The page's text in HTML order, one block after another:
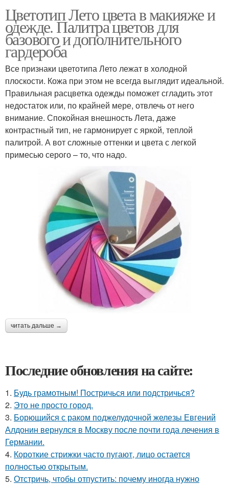
Цветотип Лето цвета в макияже и
одежде. Палитра цветов для
базового и дополнительного
гардероба
Все признаки цветотипа Лето лежат в холодной
плоскости. Кожа при этом не всегда выглядит идеальной.
Правильная расцветка одежды поможет сгладить этот
недостаток или, по крайней мере, отвлечь от него
внимание. Спокойная внешность Лета, даже
контрастный тип, не гармонирует с яркой, теплой
палитрой. А вот сложные оттенки и цвета с легкой
примесью серого – то, что надо.
читать дальше →
Последние обновления на сайте:
1. Будь грамотным! Постричься или подстричься?
2. Это не просто город.
3. Борющийся с раком поджелудочной железы Евгений
Алдонин вернулся в Москву после почти года лечения в
Германии.
4. Короткие стрижки часто пугают, лицо остается
полностью открытым.
5. Отстричь, чтобы отпустить: почему иногда нужно